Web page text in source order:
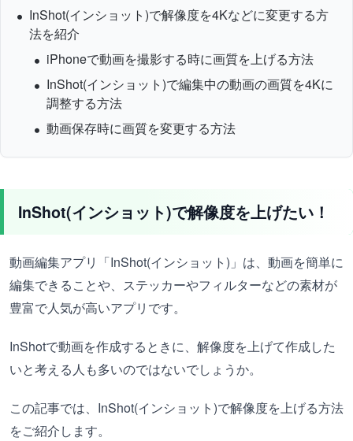
InShot(インショット)で解像度を4Kなどに変更する方
法を紹介
iPhoneで動画を撮影する時に画質を上げる方法
InShot(インショット)で編集中の動画の画質を4Kに
調整する方法
動画保存時に画質を変更する方法
InShot(インショット)で解像度を上げたい！
動画編集アプリ「InShot(インショット)」は、動画を簡単に
編集できることや、ステッカーやフィルターなどの素材が
豊富で人気が高いアプリです。
InShotで動画を作成するときに、解像度を上げて作成した
いと考える人も多いのではないでしょうか。
この記事では、InShot(インショット)で解像度を上げる方法
をご紹介します。